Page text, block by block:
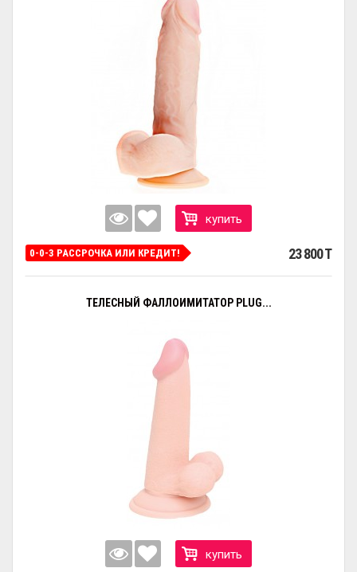
купить
0-0-3 РАССРОЧКА ИЛИ КРЕДИТ! 23 800 T
ТЕЛЕСНЫЙ ФАЛЛОИМИТАТОР PLUG...
купить